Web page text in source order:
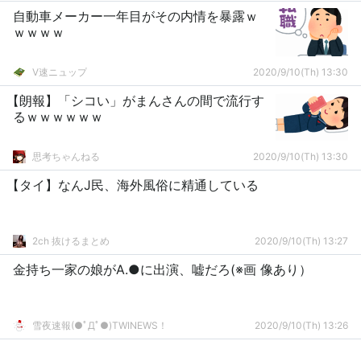
自動車メーカー一年目がその内情を暴露ｗ
ｗｗｗｗ
V速ニュップ 2020/9/10(Th) 13:30
【朗報】「シコい」がまんさんの間で流行す
るｗｗｗｗｗｗ
思考ちゃんねる 2020/9/10(Th) 13:30
【タイ】なんJ民、海外風俗に精通している
2ch 抜けるまとめ 2020/9/10(Th) 13:27
金持ち一家の娘がA.●に出演、嘘だろ(※画 像あり）
雪夜速報(●ﾟДﾟ●)TWINEWS！ 2020/9/10(Th) 13:26